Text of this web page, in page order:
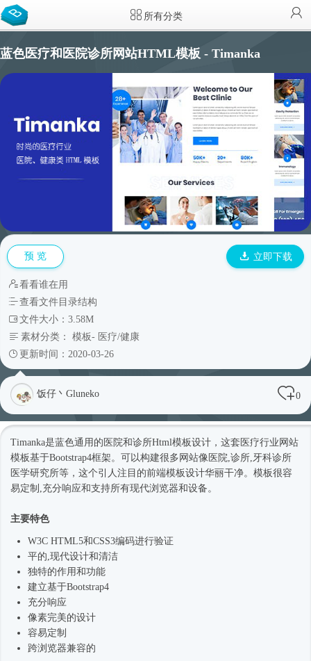
所有分类
蓝色医疗和医院诊所网站HTML模板 - Timanka
预 览 立即下载
看看谁在用
查看文件目录结构
文件大小：3.58M
素材分类： 模板- 医疗/健康
更新时间：2020-03-26
饭仔丶Gluneko 0
Timanka是蓝色通用的医院和诊所Html模板设计，这套医疗行业 网站
模板基于Bootstrap4框架 。可以构建很多网站像医院,诊所,牙科诊所
医学研究所等，这个引人注目的前端模板设计华丽干净。模板很容
易定制,充分响应和支持所有现代浏览器和设备。
主要特色
W3C HTML5和CSS3编码进行验证
平的,现代设计和清洁
独特的作用和功能
建立基于Bootstrap4
充分响应
像素完美的设计
容易定制
跨浏览器兼容的